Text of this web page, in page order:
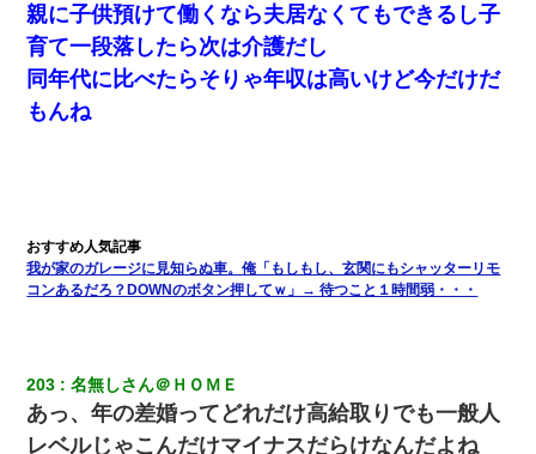
親に子供預けて働くなら夫居なくてもできるし子
育て一段落したら次は介護だし
同年代に比べたらそりゃ年収は高いけど今だけだ
もんね
我が家のガレージに見知らぬ車。俺「もしもし、玄関にもシャッターリモ
コンあるだろ？DOWNのボタン押してｗ」→ 待つこと１時間弱・・・
203 名無しさん＠ＨＯＭＥ
あっ、年の差婚ってどれだけ高給取りでも一般人
レベルじゃこんだけマイナスだらけなんだよね